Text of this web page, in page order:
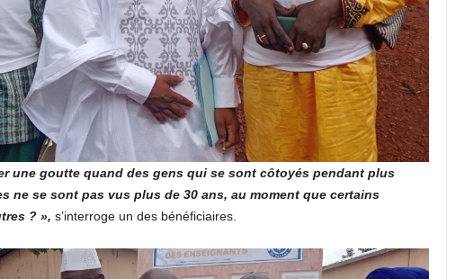
une goutte quand des gens qui se sont côtoyés pendant plus
ne se sont pas vus plus de 30 ans, au moment que certains
? », s’interroge un des bénéficiaires.